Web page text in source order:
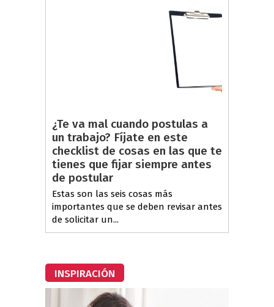
¿Te va mal cuando postulas a
un trabajo? Fíjate en este
checklist de cosas en las que te
tienes que fijar siempre antes
de postular
Estas son las seis cosas más
importantes que se deben revisar antes
de solicitar un...
INSPIRACIÓN